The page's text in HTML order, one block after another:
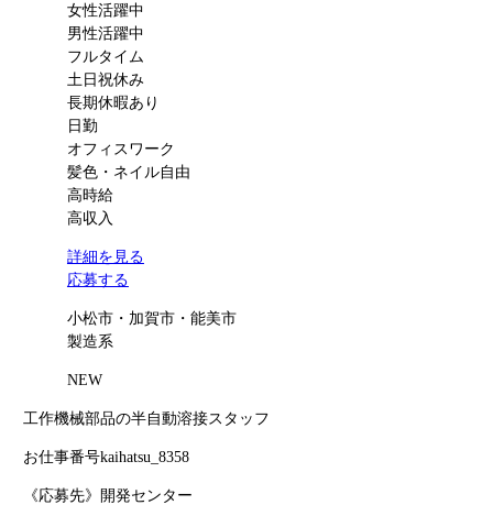
女性活躍中
男性活躍中
フルタイム
土日祝休み
長期休暇あり
日勤
オフィスワーク
髪色・ネイル自由
高時給
高収入
詳細を見る
応募する
小松市・加賀市・能美市
製造系
NEW
工作機械部品の半自動溶接スタッフ
お仕事番号kaihatsu_8358
《応募先》開発センター